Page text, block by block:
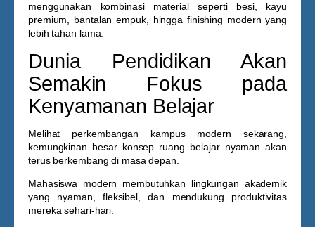
menggunakan kombinasi material seperti besi, kayu
premium, bantalan empuk, hingga finishing modern yang
lebih tahan lama.
Dunia Pendidikan Akan
Semakin Fokus pada
Kenyamanan Belajar
Melihat perkembangan kampus modern sekarang,
kemungkinan besar konsep ruang belajar nyaman akan
terus berkembang di masa depan.
Mahasiswa modern membutuhkan lingkungan akademik
yang nyaman, fleksibel, dan mendukung produktivitas
mereka sehari-hari.